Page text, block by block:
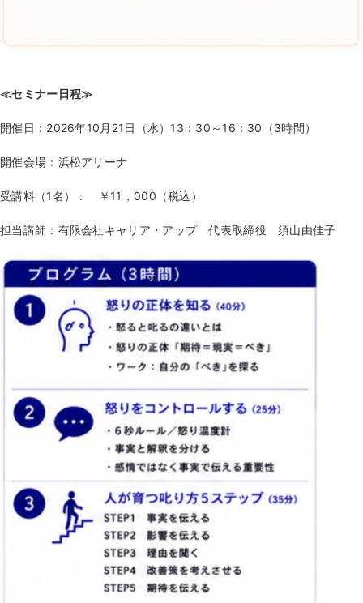
≪セミナー日程≫
開催日： 2026年10月21日（水）13：30～16：30 （3時間）
開催会場： 浜松アリーナ
受講料（1名）： ￥ 11，000（税込）
担当講師：有限会社キャリア・アップ 代表取締役 須山由佳子